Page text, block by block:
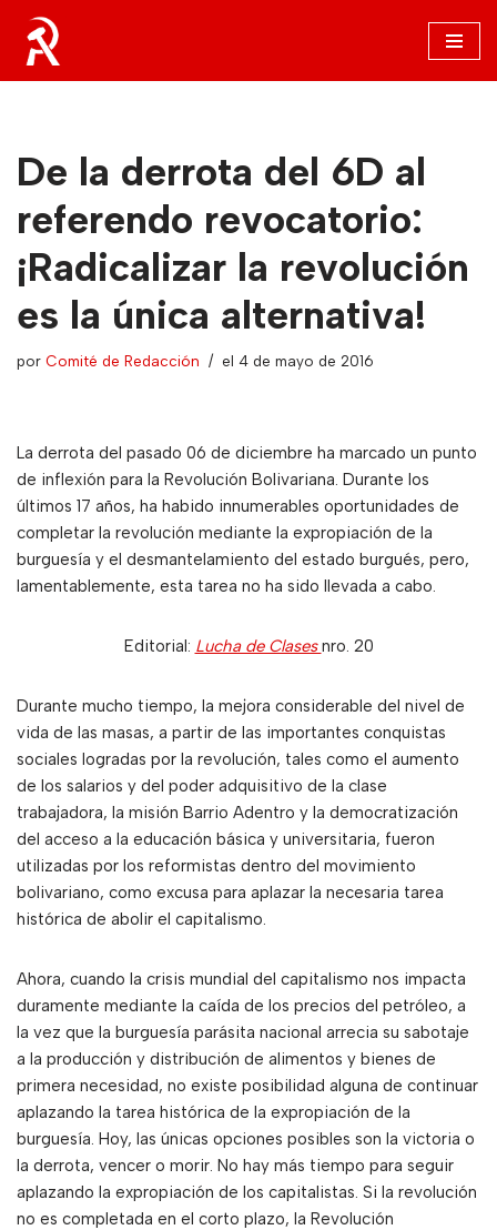
Saltar
al
De la derrota del 6D al
referendo revocatorio:
¡Radicalizar la revolución
es la única alternativa!
por Comité de Redacción el 4 de mayo de 2016
La derrota del pasado 06 de diciembre ha marcado un punto
de inflexión para la Revolución Bolivariana. Durante los
últimos 17 años, ha habido innumerables oportunidades de
completar la revolución mediante la expropiación de la
burguesía y el desmantelamiento del estado burgués, pero,
lamentablemente, esta tarea no ha sido llevada a cabo.
Editorial: Lucha de Clasesnro. 20
Durante mucho tiempo, la mejora considerable del nivel de
vida de las masas, a partir de las importantes conquistas
sociales logradas por la revolución, tales como el aumento
de los salarios y del poder adquisitivo de la clase
trabajadora, la misión Barrio Adentro y la democratización
del acceso a la educación básica y universitaria, fueron
utilizadas por los reformistas dentro del movimiento
bolivariano, como excusa para aplazar la necesaria tarea
histórica de abolir el capitalismo.
Ahora, cuando la crisis mundial del capitalismo nos impacta
duramente mediante la caída de los precios del petróleo, a
la vez que la burguesía parásita nacional arrecia su sabotaje
a la producción y distribución de alimentos y bienes de
primera necesidad, no existe posibilidad alguna de continuar
aplazando la tarea histórica de la expropiación de la
burguesía. Hoy, las únicas opciones posibles son la victoria o
la derrota, vencer o morir. No hay más tiempo para seguir
aplazando la expropiación de los capitalistas. Si la revolución
no es completada en el corto plazo, la Revolución